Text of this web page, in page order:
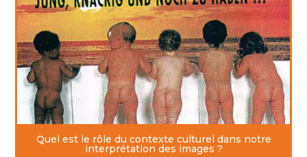
Quel est le rôle du contexte culturel dans notre
interprétation des images ?